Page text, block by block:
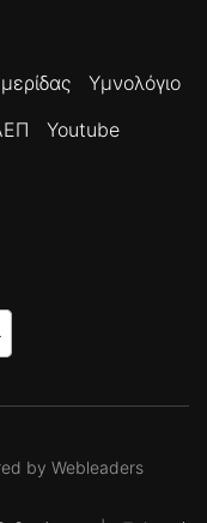
Υμνολόγιο
Youtube
by Webleaders